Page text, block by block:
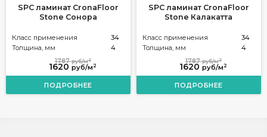
SPC ламинат CronaFloor
Stone Сонора
Класс применения
34
Толщина, мм
4
1620 руб/м 2
1787руб/м2
ПОДРОБНЕЕ
SPC ламинат CronaFloor
Stone Калакатта
Класс применения
34
Толщина, мм
4
1620 руб/м 2
1787руб/м2
ПОДРОБНЕЕ